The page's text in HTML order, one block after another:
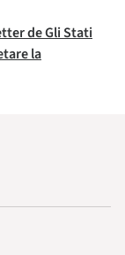
de Gli Stati
la